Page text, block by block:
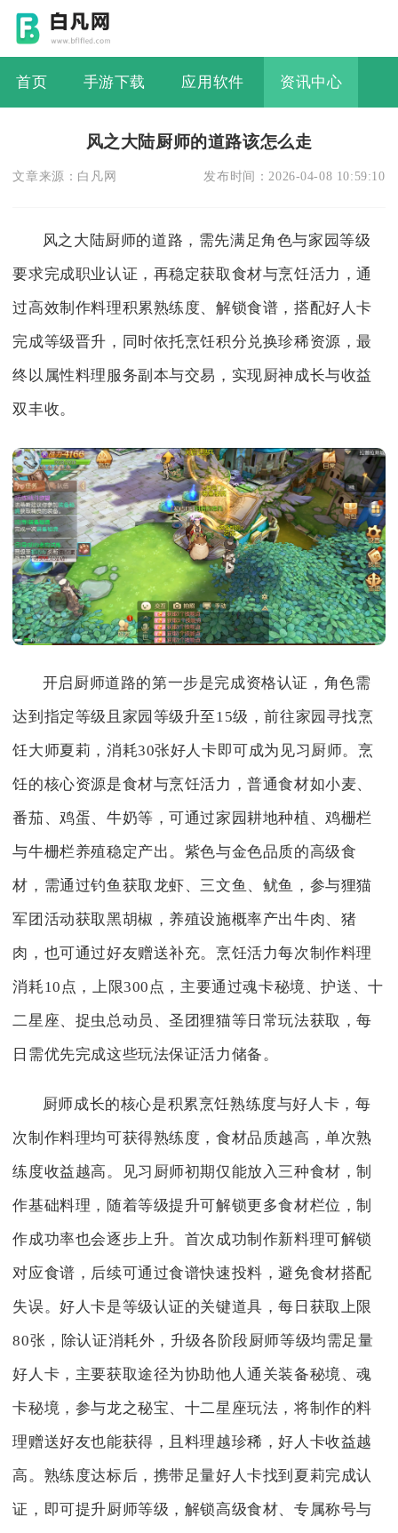
首页 手游下载 应用软件 资讯中心
风之大陆厨师的道路该怎么走
文章来源： 白凡网 发布时间： 2026-04-08 10:59:10
风之大陆厨师的道路，需先满足角色与家园等级
要求完成职业认证，再稳定获取食材与烹饪活力，通
过高效制作料理积累熟练度、解锁食谱，搭配好人卡
完成等级晋升，同时依托烹饪积分兑换珍稀资源，最
终以属性料理服务副本与交易，实现厨神成长与收益
双丰收。
开启厨师道路的第一步是完成资格认证，角色需
达到指定等级且家园等级升至15级，前往家园寻找烹
饪大师夏莉，消耗30张好人卡即可成为见习厨师。烹
饪的核心资源是食材与烹饪活力，普通食材如小麦、
番茄、鸡蛋、牛奶等，可通过家园耕地种植、鸡栅栏
与牛栅栏养殖稳定产出。紫色与金色品质的高级食
材，需通过钓鱼获取龙虾、三文鱼、鱿鱼，参与狸猫
军团活动获取黑胡椒，养殖设施概率产出牛肉、猪
肉，也可通过好友赠送补充。烹饪活力每次制作料理
消耗10点，上限300点，主要通过魂卡秘境、护送、十
二星座、捉虫总动员、圣团狸猫等日常玩法获取，每
日需优先完成这些玩法保证活力储备。
厨师成长的核心是积累烹饪熟练度与好人卡，每
次制作料理均可获得熟练度，食材品质越高，单次熟
练度收益越高。见习厨师初期仅能放入三种食材，制
作基础料理，随着等级提升可解锁更多食材栏位，制
作成功率也会逐步上升。首次成功制作新料理可解锁
对应食谱，后续可通过食谱快速投料，避免食材搭配
失误。好人卡是等级认证的关键道具，每日获取上限
80张，除认证消耗外，升级各阶段厨师等级均需足量
好人卡，主要获取途径为协助他人通关装备秘境、魂
卡秘境，参与龙之秘宝、十二星座玩法，将制作的料
理赠送好友也能获得，且料理越珍稀，好人卡收益越
高。熟练度达标后，携带足量好人卡找到夏莉完成认
证，即可提升厨师等级，解锁高级食材、专属称号与